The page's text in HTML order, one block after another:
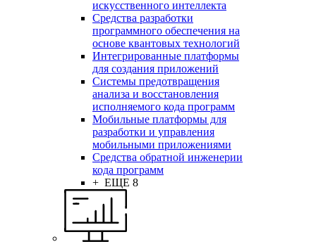
искусственного интеллекта
Средства разработки
программного обеспечения на
основе квантовых технологий
Интегрированные платформы
для создания приложений
Системы предотвращения
анализа и восстановления
исполняемого кода программ
Мобильные платформы для
разработки и управления
мобильными приложениями
Средства обратной инженерии
кода программ
+ ЕЩЕ 8